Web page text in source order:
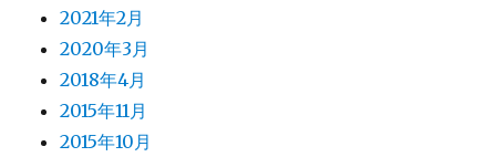
2021年2月
2020年3月
2018年4月
2015年11月
2015年10月